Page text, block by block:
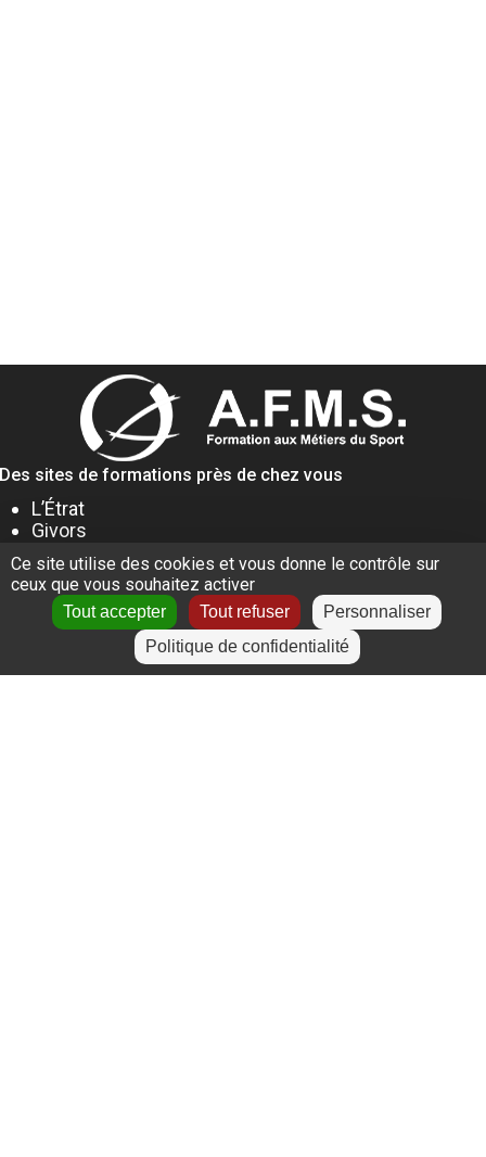
sites de formations près de chez vous
L’Étrat
Givors
Villeurbanne
Lyon
Le Puy-en-Velay
Ce site utilise des cookies et vous donne le contrôle sur
ceux que vous souhaitez activer
Tout accepter Tout refuser
Personnaliser
Politique de confidentialité